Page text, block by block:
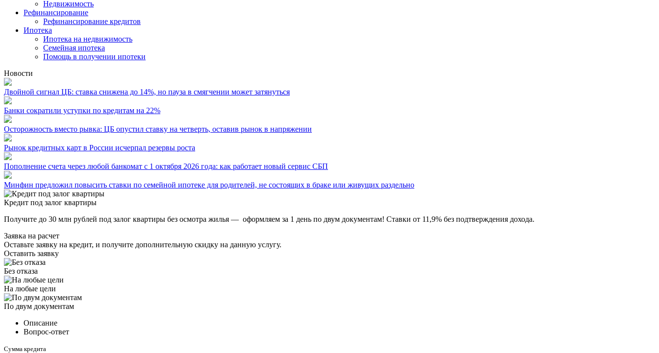
Недвижимость
Рефинансирование
Рефинансирование кредитов
Ипотека
Ипотека на недвижимость
Семейная ипотека
Помощь в получении ипотеки
Новости
Двойной сигнал ЦБ: ставка снижена до 14%, но пауза в смягчении может затянуться
Банки сократили уступки по кредитам на 22%
Осторожность вместо рывка: ЦБ опустил ставку на четверть, оставив рынок в напряжении
Рынок кредитных карт в России исчерпал резервы роста
Пополнение счета через любой банкомат с 1 октября 2026 года: как работает новый сервис СБП
Минфин предложил повысить ставки по семейной ипотеке для родителей, не состоящих в браке или живущих раздельно
Кредит под залог квартиры
Получите до 30 млн рублей под залог квартиры без осмотра жилья — оформляем за 1 день по двум документам! Ставки от 11,9% без подтверждения дохода.
Заявка на расчет
Оставьте заявку на кредит, и получите дополнительную скидку на данную услугу.
Оставить заявку
Без отказа
На любые цели
По двум документам
Описание
Вопрос-ответ
Сумма кредита